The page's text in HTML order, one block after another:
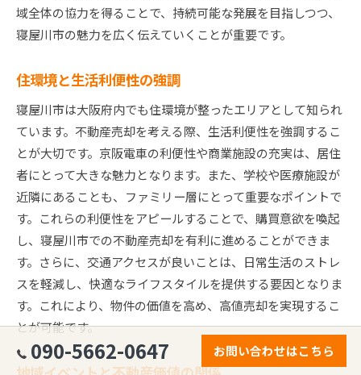
域全体の協力を得ることで、持続可能な発展を目指しつつ、
寝屋川市の魅力を広く伝えていくことが重要です。
住環境と生活利便性の強調
寝屋川市は大阪府内でも住環境が整ったエリアとして知られ
ています。不動産売却を考える際、生活利便性を強調するこ
とが大切です。京阪電車の利便性や商業施設の充実は、居住
者にとって大きな魅力となります。また、学校や医療施設が
近隣にあることも、ファミリー層にとって重要なポイントで
す。これらの利便性をアピールすることで、購買意欲を喚起
し、寝屋川市での不動産売却を有利に進めることができま
す。さらに、交通アクセスが良いことは、日常生活のストレ
スを軽減し、快適なライフスタイルを提供する要因となりま
す。これにより、物件の価値を高め、高値売却を実現するこ
とが可能です。
090-5662-0647 お問い合わせはこちら